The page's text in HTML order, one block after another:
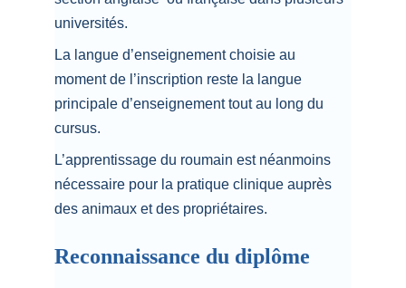
universités.
La langue d’enseignement choisie au
moment de l’inscription reste la langue
principale d’enseignement tout au long du
cursus.
L’apprentissage du roumain est néanmoins
nécessaire pour la pratique clinique auprès
des animaux et des propriétaires.
Reconnaissance du diplôme